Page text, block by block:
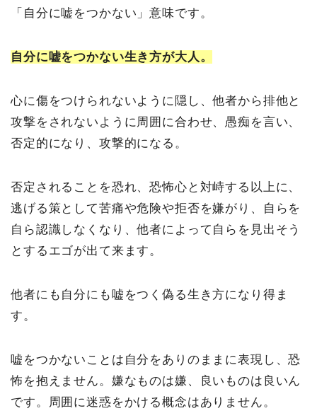
「自分に嘘をつかない」意味です。
自分に嘘をつかない生き方が大人。
心に傷をつけられないように隠し、他者から排他と
攻撃をされないように周囲に合わせ、愚痴を言い、
否定的になり、攻撃的になる。
否定されることを恐れ、恐怖心と対峙する以上に、
逃げる策として苦痛や危険や拒否を嫌がり、自らを
自ら認識しなくなり、他者によって自らを見出そう
とするエゴが出て来ます。
他者にも自分にも嘘をつく偽る生き方になり得ま
す。
嘘をつかないことは自分をありのままに表現し、恐
怖を抱えません。嫌なものは嫌、良いものは良いん
です。周囲に迷惑をかける概念はありません。